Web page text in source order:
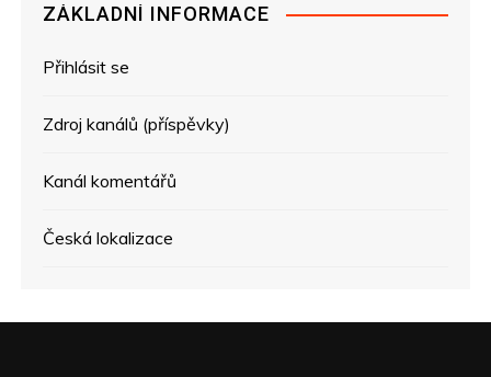
ZÁKLADNÍ INFORMACE
Přihlásit se
Zdroj kanálů (příspěvky)
Kanál komentářů
Česká lokalizace